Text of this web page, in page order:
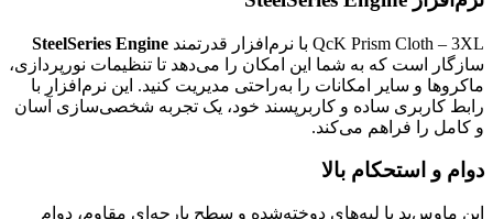
QcK Prism Cloth – 3XL با نرم‌افزار قدرتمند
SteelSeries Engine
سازگار است که به شما این امکان را می‌دهد تا تنظیمات نورپردازی،
ماکروها و سایر امکانات را به‌راحتی مدیریت کنید. این نرم‌افزار با
رابط کاربری ساده و کاربرپسند خود، یک تجربه شخصی‌سازی آسان
و کامل را فراهم می‌کند.
دوام و استحکام بالا
این ماوس‌پد با لبه‌های دوخته‌شده و سطح پارچه‌ای مقاوم، دوام